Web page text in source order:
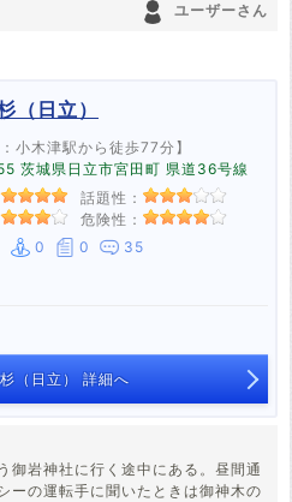
ユーザーさん
（日立）
：小木津駅から徒歩77分】
茨城県日立市宮田町 県道36号線
話題性：
危険性：
0 0 35
（日立） 詳細へ
御岩神社に行く途中にある。昼間通
ーの運転手に聞いたときは御神木の